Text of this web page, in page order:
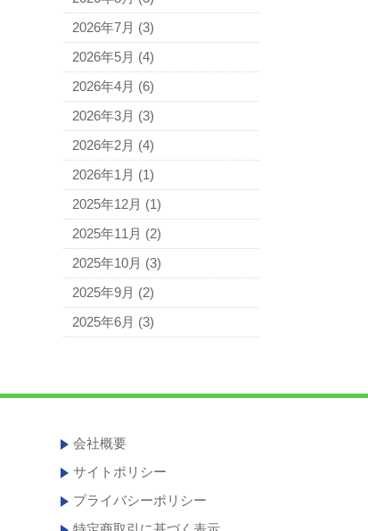
2026年7月 (3)
2026年5月 (4)
2026年4月 (6)
2026年3月 (3)
2026年2月 (4)
2026年1月 (1)
2025年12月 (1)
2025年11月 (2)
2025年10月 (3)
2025年9月 (2)
2025年6月 (3)
会社概要
サイトポリシー
プライバシーポリシー